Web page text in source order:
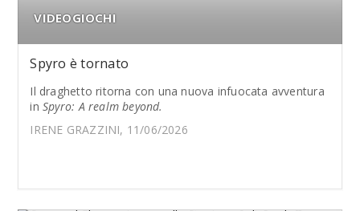
VIDEOGIOCHI
Spyro è tornato
Il draghetto ritorna con una nuova infuocata avventura
in Spyro: A realm beyond.
IRENE GRAZZINI, 11/06/2026